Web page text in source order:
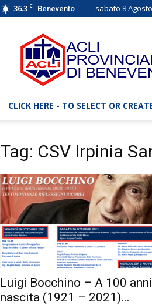
36.3 C Benevento sabato 8
ACLI
Benevento
–
Associazioni
Cristiane
Lavoratori
CLICK HERE - TO SELECT OR
Tag: CSV Irpinia
Luigi Bocchino – A 100
nascita (1921 – 2021)...